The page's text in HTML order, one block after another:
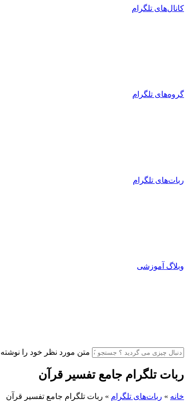
کانال‌های تلگرام
گروه‌های تلگرام
ربات‌های تلگرام
وبلاگ آموزشی
متن مورد نظر خود را نوشته و
ربات تلگرام جامع تفسیر قرآن
خانه » ربات‌های تلگرام » ربات تلگرام جامع تفسیر قرآن